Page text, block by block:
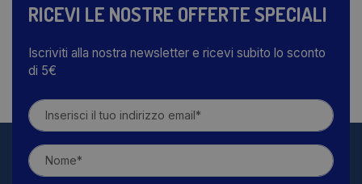
RICEVI LE NOSTRE OFFERTE SPECIALI
Iscriviti alla nostra newsletter e ricevi subito lo sconto
di 5€